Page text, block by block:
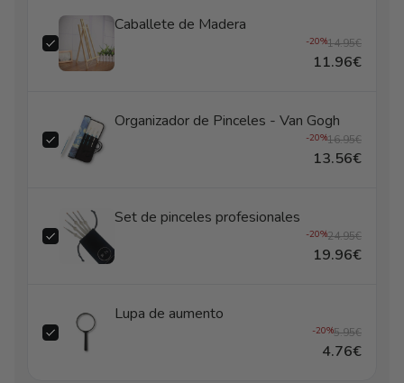
Caballete de Madera
-20%14.95€
11.96€
Organizador de Pinceles - Van Gogh
-20%16.95€
13.56€
Set de pinceles profesionales
-20%24.95€
19.96€
Lupa de aumento
-20%5.95€
4.76€